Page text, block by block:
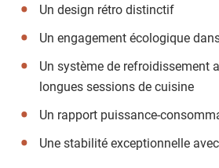
Un design rétro distinctif
Un engagement écologique
Un système de refroidissement
longues sessions de cuisine
Un rapport puissance-
Une stabilité exceptionnelle